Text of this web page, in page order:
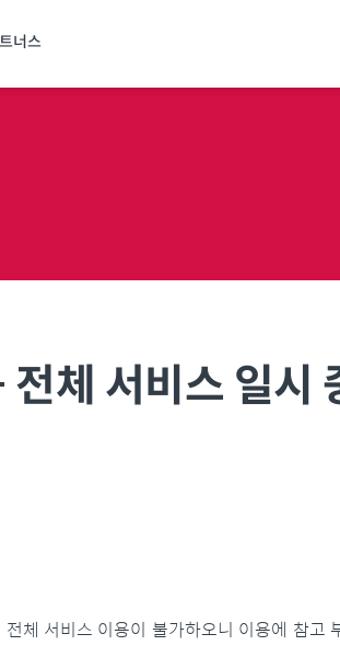
너스
체 서비스 일시
체 서비스 이용이 불가하오니 이용에 참고